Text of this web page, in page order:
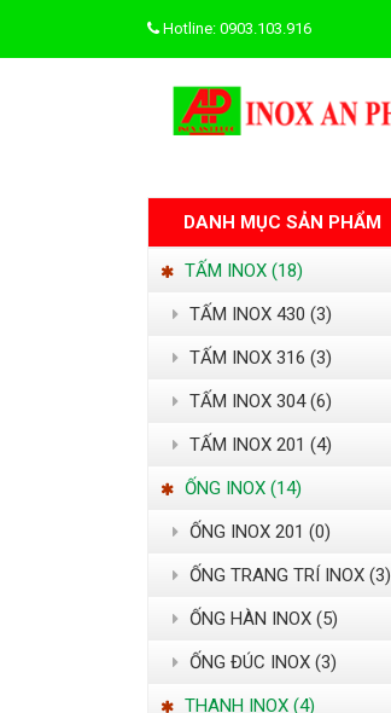
Hotline: 0903.103.916
DANH MỤC SẢN PHẨM
TẤM INOX (18)
TẤM INOX 430 (3)
TẤM INOX 316 (3)
TẤM INOX 304 (6)
TẤM INOX 201 (4)
ỐNG INOX (14)
ỐNG INOX 201 (0)
ỐNG TRANG TRÍ INOX (3)
ỐNG HÀN INOX (5)
ỐNG ĐÚC INOX (3)
THANH INOX (4)